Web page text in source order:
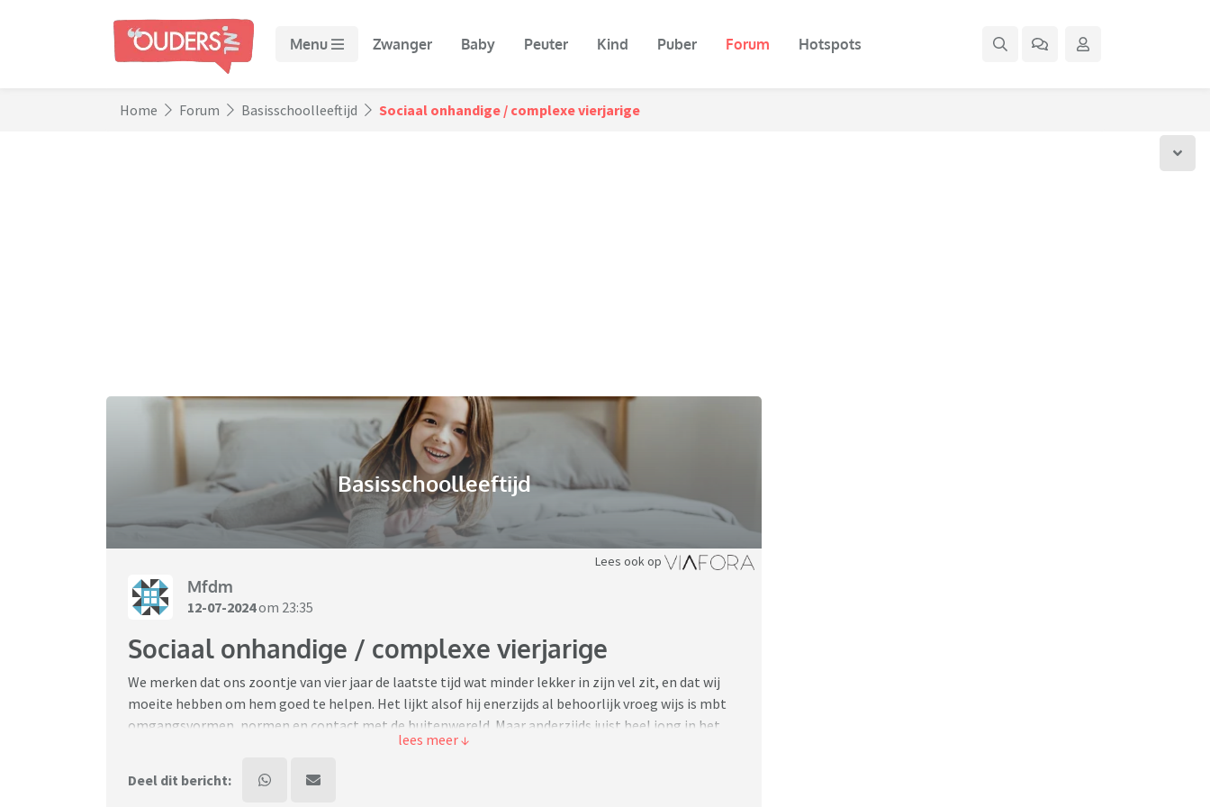
Menu Zwanger Baby Peuter Kind Puber Forum Hotspots
Home Forum Basisschoolleeftijd Sociaal onhandige / complexe vierjarige
Basisschoolleeftijd
Lees ook op
Mfdm
12-07-2024om 23:35
Sociaal onhandige / complexe vierjarige
We merken dat ons zoontje van vier jaar de laatste tijd wat minder lekker in zijn vel zit, en dat wij
moeite hebben om hem goed te helpen. Het lijkt alsof hij enerzijds al behoorlijk vroeg wijs is mbt
omgangsvormen, normen en contact met de buitenwereld. Maar anderzijds juist heel jong in het
omgaan met zijn eigen emoties en gevoelens.
Zijn er mensen die dit herkennen, en/of weten hoe we hier het beste mee om kunnen gaan?
Deel dit bericht: